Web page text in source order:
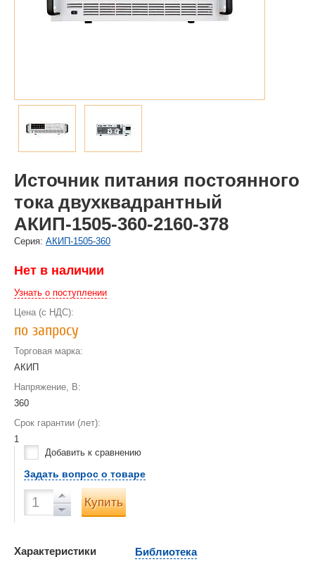
Источник питания постоянного
тока двухквадрантный
АКИП-1505-360-2160-378
Cерия: АКИП-1505-360
Нет в наличии
Узнать о поступлении
Цена (с НДС):
по запросу
Торговая марка:
АКИП
Напряжение, В:
360
Срок гарантии (лет):
1
Добавить к сравнению
Задать вопрос о товаре
Купить
Характеристики Библиотека